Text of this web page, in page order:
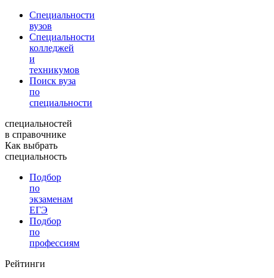
Специальности
вузов
Специальности
колледжей
и
техникумов
Поиск вуза
по
специальности
специальностей
в справочнике
Как выбрать
специальность
Подбор
по
экзаменам
ЕГЭ
Подбор
по
профессиям
Рейтинги